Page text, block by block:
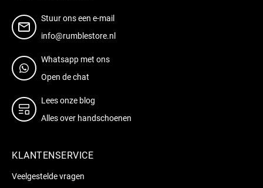
Stuur ons een e-mail
info@rumblestore.nl
Whatsapp met ons
Open de chat
Lees onze blog
Alles over handschoenen
KLANTENSERVICE
Veelgestelde vragen